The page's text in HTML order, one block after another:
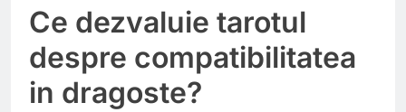
Ce dezvaluie tarotul
despre compatibilitatea
in dragoste?